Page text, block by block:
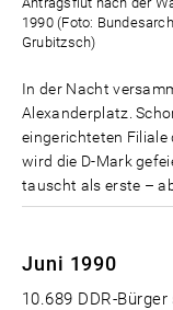
1990 (Foto:
Grubitzsch)
In der Nacht
Alexanderplatz.
eingerichteten Filiale
wird die D-Mark
tauscht als erste –
Juni 1990
10.689 DDR-